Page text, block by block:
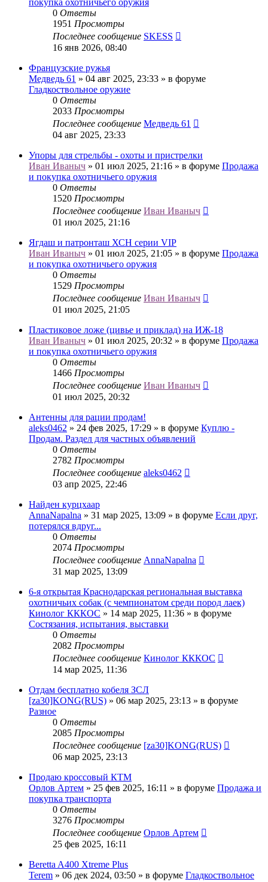
0 Ответы
1951 Просмотры
Последнее сообщение SKESS
16 янв 2026, 08:40
Французские ружья
Медведь 61 » 04 авг 2025, 23:33 » в форуме
Гладкоствольное оружие
0 Ответы
2033 Просмотры
Последнее сообщение Медведь 61
04 авг 2025, 23:33
Упоры для стрельбы - охоты и пристрелки
Иван Иваныч » 01 июл 2025, 21:16 » в форуме Продажа
и покупка охотничьего оружия
0 Ответы
1520 Просмотры
Последнее сообщение Иван Иваныч
01 июл 2025, 21:16
Ягдаш и патронташ ХСН серии VIP
Иван Иваныч » 01 июл 2025, 21:05 » в форуме Продажа
и покупка охотничьего оружия
0 Ответы
1529 Просмотры
Последнее сообщение Иван Иваныч
01 июл 2025, 21:05
Пластиковое ложе (цивье и приклад) на ИЖ-18
Иван Иваныч » 01 июл 2025, 20:32 » в форуме Продажа
и покупка охотничьего оружия
0 Ответы
1466 Просмотры
Последнее сообщение Иван Иваныч
01 июл 2025, 20:32
Антенны для рации продам!
aleks0462 » 24 фев 2025, 17:29 » в форуме Куплю -
Продам. Раздел для частных объявлений
0 Ответы
2782 Просмотры
Последнее сообщение aleks0462
03 апр 2025, 22:46
Найден курцхаар
AnnaNapalna » 31 мар 2025, 13:09 » в форуме Если друг,
потерялся вдруг...
0 Ответы
2074 Просмотры
Последнее сообщение AnnaNapalna
31 мар 2025, 13:09
6-я открытая Краснодарская региональная выставка
охотничьих собак (с чемпионатом среди пород лаек)
Кинолог КККОС » 14 мар 2025, 11:36 » в форуме
Состязания, испытания, выставки
0 Ответы
2082 Просмотры
Последнее сообщение Кинолог КККОС
14 мар 2025, 11:36
Отдам бесплатно кобеля ЗСЛ
[za30]KONG(RUS) » 06 мар 2025, 23:13 » в форуме
Разное
0 Ответы
2085 Просмотры
Последнее сообщение [za30]KONG(RUS)
06 мар 2025, 23:13
Продаю кроссовый КТМ
Орлов Артем » 25 фев 2025, 16:11 » в форуме Продажа и
покупка транспорта
0 Ответы
3276 Просмотры
Последнее сообщение Орлов Артем
25 фев 2025, 16:11
Beretta A400 Xtreme Plus
Terem » 06 дек 2024, 03:50 » в форуме Гладкоствольное